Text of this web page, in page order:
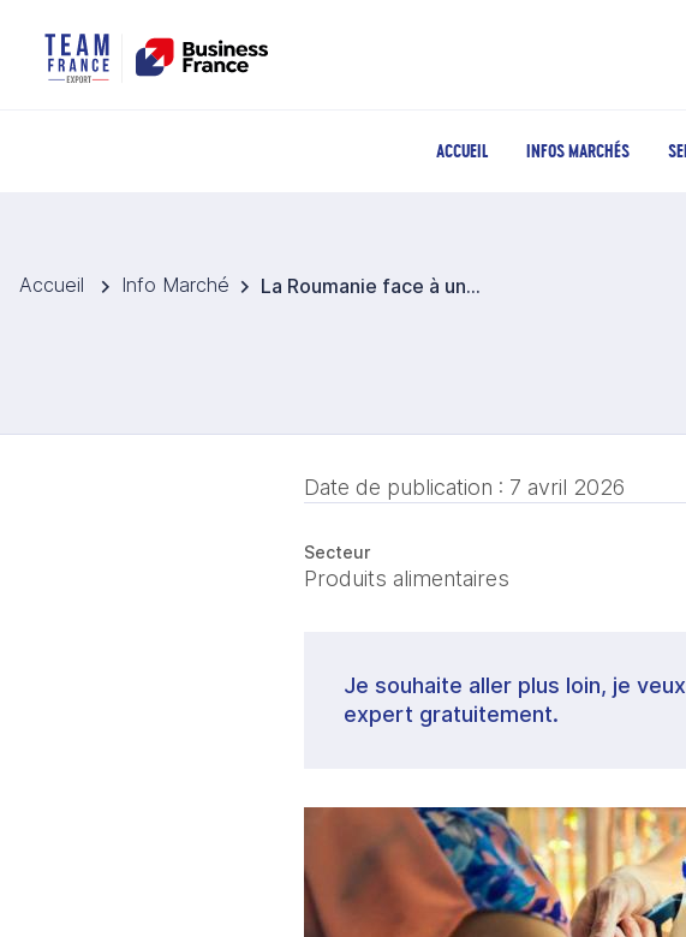
ACCUEIL INFOS MARCHÉS
Accueil Info Marché La Roumanie face à une dépendance croissante aux importations de fruits
Date de publication : 7 avril 2026
Secteur
Produits alimentaires
Je souhaite aller plus loin, je
expert gratuitement.